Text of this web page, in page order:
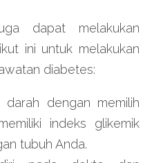
dapat melakukan
ini untuk melakukan
diabetes:
dengan memilih
indeks glikemik
tubuh Anda.